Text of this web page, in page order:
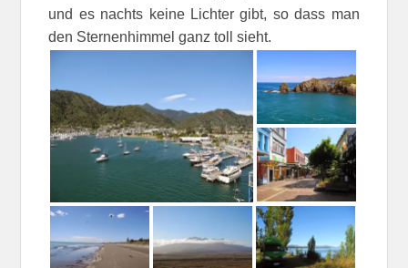
und es nachts keine Lichter gibt, so dass man
den Sternenhimmel ganz toll sieht.